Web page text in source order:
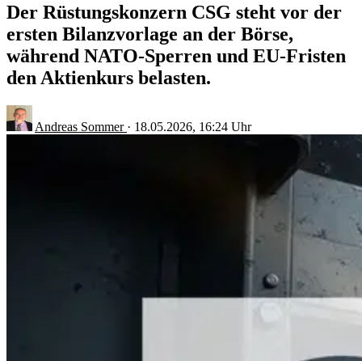
Der Rüstungskonzern CSG steht vor der
ersten Bilanzvorlage an der Börse,
während NATO-Sperren und EU-Fristen
den Aktienkurs belasten.
Andreas Sommer · 18.05.2026, 16:24 Uhr